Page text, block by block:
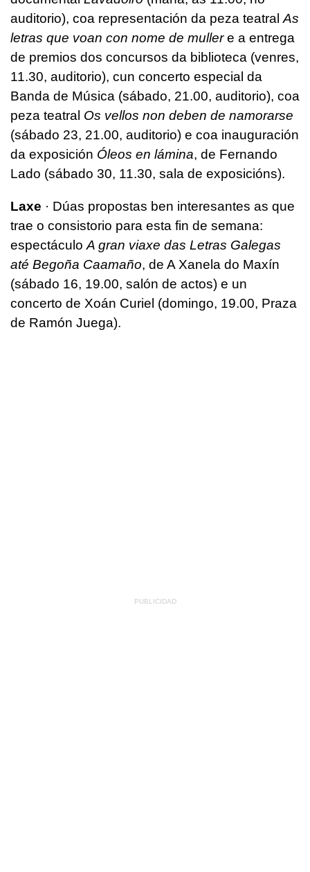
auditorio), coa representación da peza teatralAs
letras que voan con nome de mullere a entrega
de premios dos concursos da biblioteca (venres,
11.30, auditorio), cun concerto especial da
Banda de Música (sábado, 21.00, auditorio), coa
peza teatral Os vellos non deben de namorarse
(sábado 23, 21.00, auditorio) e coa inauguración
da exposición Óleos en lámina, de Fernando
Lado (sábado 30, 11.30, sala de exposicións).
Laxe · Dúas propostas ben interesantes as que
trae o consistorio para esta fin de semana:
espectáculoA gran viaxe das Letras Galegas
até Begoña Caamaño, de A Xanela do Maxín
(sábado 16, 19.00, salón de actos) e un
concerto de Xoán Curiel (domingo, 19.00, Praza
de Ramón Juega).